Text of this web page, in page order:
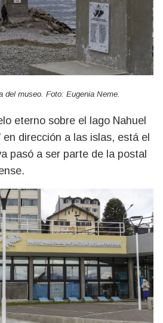
del museo. Foto: Eugenia Neme.
eterno sobre el lago Nahuel
en dirección a las islas, está el
pasó a ser parte de la postal